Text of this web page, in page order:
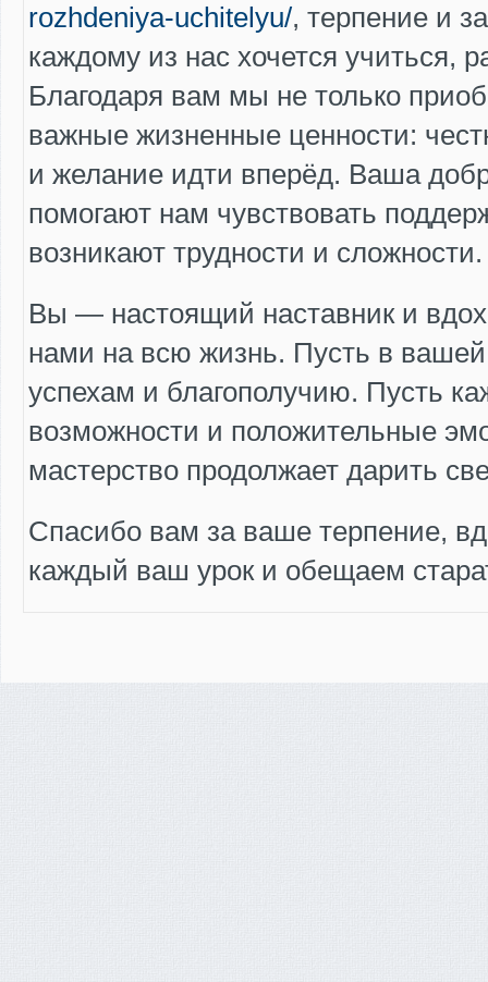
rozhdeniya-uchitelyu/, терпение и
каждому из нас хочется учиться,
Благодаря вам мы не только
важные жизненные ценности:
и желание идти вперёд. Ваша
помогают нам чувствовать
возникают трудности и сложности.
Вы — настоящий наставник и
нами на всю жизнь. Пусть в вашей
успехам и благополучию. Пусть
возможности и положительные
мастерство продолжает дарить
Спасибо вам за ваше терпение,
каждый ваш урок и обещаем